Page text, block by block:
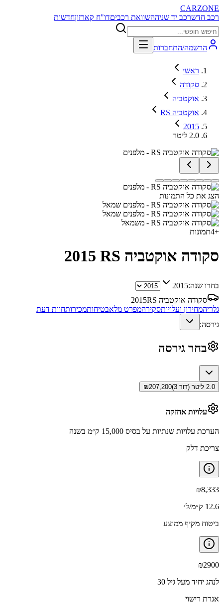
CARZONE
רכב חדשרכב יד שניההשוואת רכביםדו"ח קארזוןחדשות
הרשמה/התחברות
ראשי
סקודה
אוקטביה
אוקטביה RS
2015
2.0 ליטר
הצג את כל התמונות
+
4תמונות
סקודה אוקטביה RS 2015
בחרו שנה:2015
סקודה אוקטביה RS
2015
גלריהמחירון ועלויותסקירהמפרט מלאבטיחותמכירותחוות דעת
גירסה:
בחר גירסה
2.0 ליטר (דור 3) ₪207,200
עלויות אחזקה
הערכת עלויות שנתיות על בסיס 15,000 ק״מ בשנה
צריכת דלק
₪8,333
12.6 ק״מ/ל׳
ביטוח מקיף ממוצע
₪2900
לנהג יחיד מעל גיל 30
אגרת רישוי